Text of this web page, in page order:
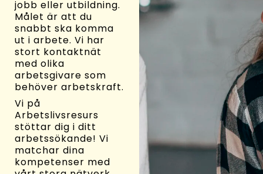
jobb eller utbildning.
Målet är att du
snabbt ska komma
ut i arbete. Vi har
stort kontaktnät
med olika
arbetsgivare som
behöver arbetskraft.
Vi på
Arbetslivsresurs
stöttar dig i ditt
arbetssökande! Vi
matchar dina
kompetenser med